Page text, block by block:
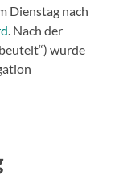
Dienstag nach
. Nach der
wurde